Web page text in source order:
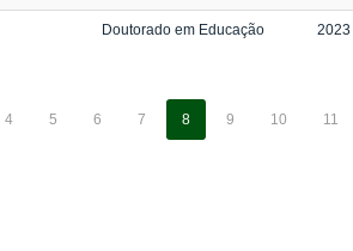
Doutorado em Educação 2023
4 5 6 7 8 9 10 11